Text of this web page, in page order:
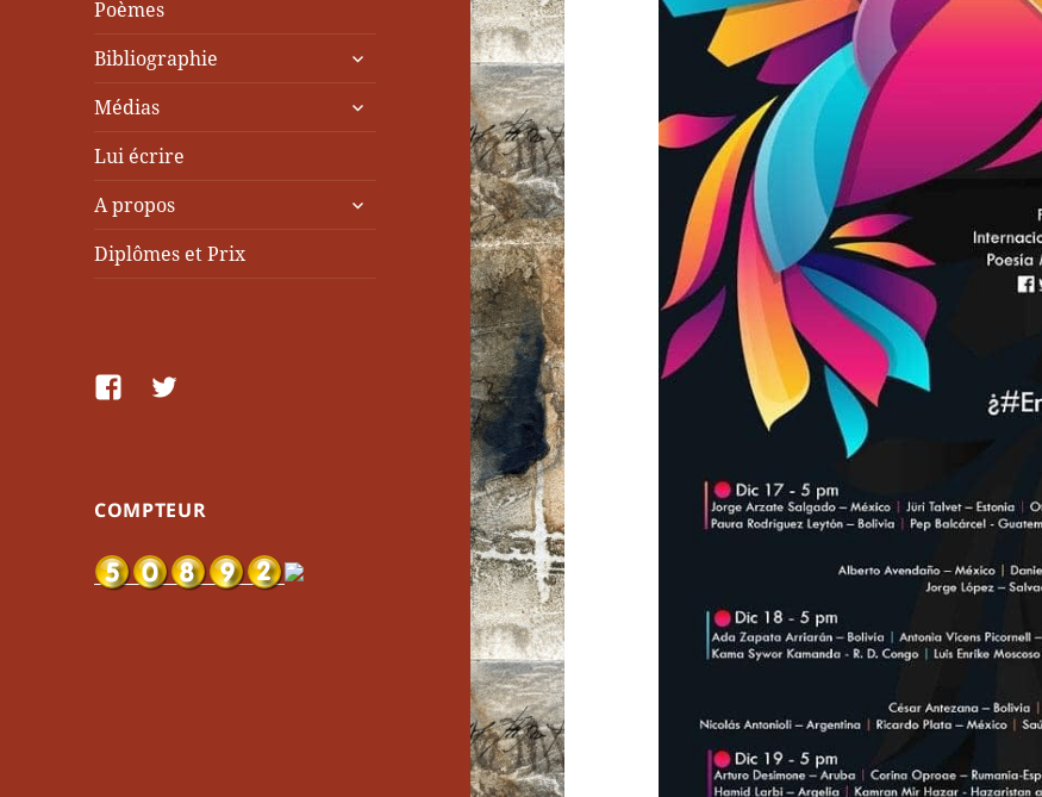
Poèmes
Bibliographie
ouvrir
sous-
Médias
ouvrir
Lui écrire
A propos
ouvrir
Diplômes et Prix
facebookTwitter
COMPTEUR